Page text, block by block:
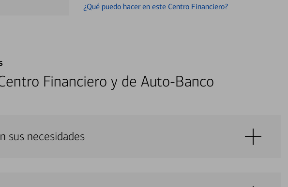
¿Qué puedo hacer en este Centro Financiero?
Financiero y de Auto-Banco
sus necesidades